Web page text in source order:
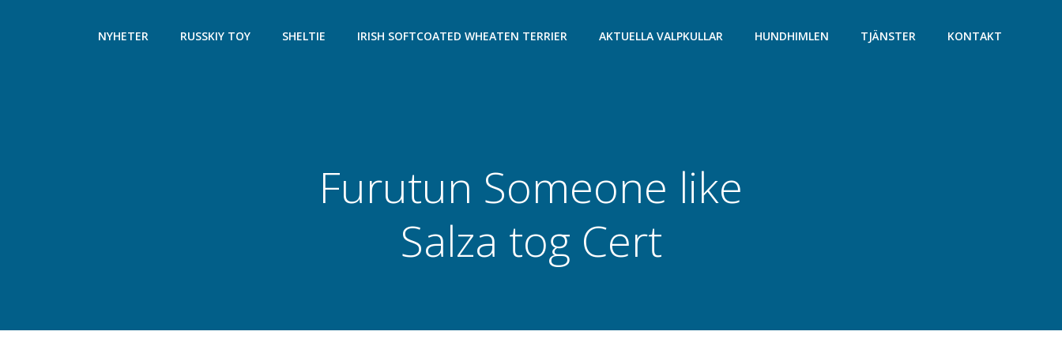
NYHETER RUSSKIY TOY SHELTIE IRISH SOFTCOATED WHEATEN TERRIER AKTUELLA VALPKULLAR HUNDHIMLEN TJÄNSTER KONTAKT
Furutun Someone like
Salza tog Cert